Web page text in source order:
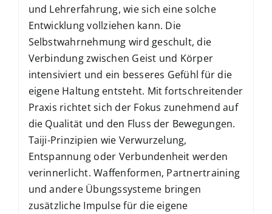
und Lehrerfahrung, wie sich eine solche
Entwicklung vollziehen kann. Die
Selbstwahrnehmung wird geschult, die
Verbindung zwischen Geist und Körper
intensiviert und ein besseres Gefühl für die
eigene Haltung entsteht. Mit fortschreitender
Praxis richtet sich der Fokus zunehmend auf
die Qualität und den Fluss der Bewegungen.
Taiji-Prinzipien wie Verwurzelung,
Entspannung oder Verbundenheit werden
verinnerlicht. Waffenformen, Partnertraining
und andere Übungssysteme bringen
zusätzliche Impulse für die eigene